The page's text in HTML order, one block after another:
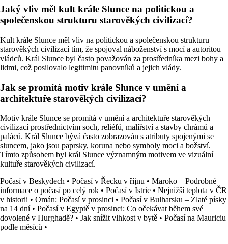
Jaký vliv měl kult krále Slunce na politickou a
společenskou strukturu starověkých civilizací?
Kult krále Slunce měl vliv na politickou a společenskou strukturu
starověkých civilizací tím, že spojoval náboženství s mocí a autoritou
vládců. Král Slunce byl často považován za prostředníka mezi bohy a
lidmi, což posilovalo legitimitu panovníků a jejich vlády.
Jak se promítá motiv krále Slunce v umění a
architektuře starověkých civilizací?
Motiv krále Slunce se promítá v umění a architektuře starověkých
civilizací prostřednictvím soch, reliéfů, malířství a stavby chrámů a
paláců. Král Slunce bývá často zobrazován s atributy spojenými se
sluncem, jako jsou paprsky, koruna nebo symboly moci a božství.
Tímto způsobem byl král Slunce významným motivem ve vizuální
kultuře starověkých civilizací.
Počasí v Beskydech • Počasí v Řecku v říjnu • Maroko – Podrobné
informace o počasí po celý rok • Počasí v Istrie • Nejnižší teplota v ČR
v historii • Omán: Počasí v prosinci • Počasí v Bulharsku – Zlaté písky
na 14 dní• Počasí v Egyptě v prosinci: Co očekávat během své
dovolené v Hurghadě? • Jak snížit vlhkost v bytě • Počasí na Mauriciu
podle měsíců •